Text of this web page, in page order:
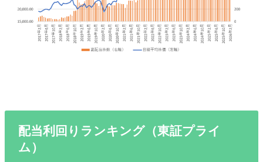
配当利回りランキング（東証プライ
ム）